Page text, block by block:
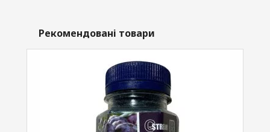
Рекомендовані товари